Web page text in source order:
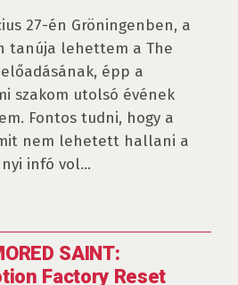
27-én Gröningenben, a
tanúja lehettem a The
épp a
szakom utolsó évének
Fontos tudni, hogy a
nem lehetett hallani a
infó vol...
SAINT:
Factory Reset